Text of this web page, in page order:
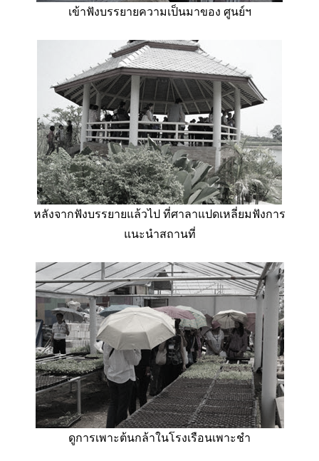
เข้าฟังบรรยายความเป็นมาของ ศูนย์ฯ
หลังจากฟังบรรยายแล้วไป ที่ศาลาแปดเหลี่ยมฟังการ
แนะนำสถานที่
ดูการเพาะต้นกล้าในโรงเรือนเพาะชำ